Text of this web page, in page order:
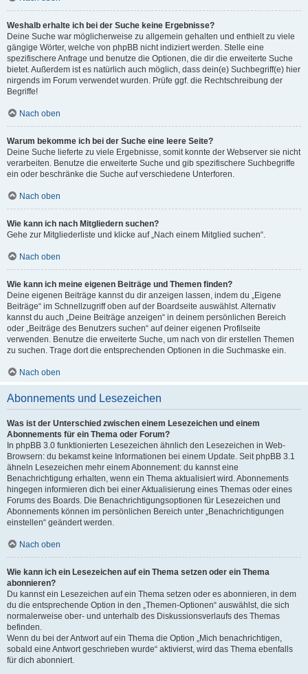
Weshalb erhalte ich bei der Suche keine Ergebnisse?
Deine Suche war möglicherweise zu allgemein gehalten und enthielt zu viele
gängige Wörter, welche von phpBB nicht indiziert werden. Stelle eine
spezifischere Anfrage und benutze die Optionen, die dir die erweiterte Suche
bietet. Außerdem ist es natürlich auch möglich, dass dein(e) Suchbegriff(e) hier
nirgends im Forum verwendet wurden. Prüfe ggf. die Rechtschreibung der
Begriffe!
Nach oben
Warum bekomme ich bei der Suche eine leere Seite?
Deine Suche lieferte zu viele Ergebnisse, somit konnte der Webserver sie nicht
verarbeiten. Benutze die erweiterte Suche und gib spezifischere Suchbegriffe
ein oder beschränke die Suche auf verschiedene Unterforen.
Nach oben
Wie kann ich nach Mitgliedern suchen?
Gehe zur Mitgliederliste und klicke auf „Nach einem Mitglied suchen“.
Nach oben
Wie kann ich meine eigenen Beiträge und Themen finden?
Deine eigenen Beiträge kannst du dir anzeigen lassen, indem du „Eigene
Beiträge“ im Schnellzugriff oben auf der Boardseite auswählst. Alternativ
kannst du auch „Deine Beiträge anzeigen“ in deinem persönlichen Bereich
oder „Beiträge des Benutzers suchen“ auf deiner eigenen Profilseite
verwenden. Benutze die erweiterte Suche, um nach von dir erstellen Themen
zu suchen. Trage dort die entsprechenden Optionen in die Suchmaske ein.
Nach oben
Abonnements und Lesezeichen
Was ist der Unterschied zwischen einem Lesezeichen und einem
Abonnements für ein Thema oder Forum?
In phpBB 3.0 funktionierten Lesezeichen ähnlich den Lesezeichen in Web-
Browsern: du bekamst keine Informationen bei einem Update. Seit phpBB 3.1
ähneln Lesezeichen mehr einem Abonnement: du kannst eine
Benachrichtigung erhalten, wenn ein Thema aktualisiert wird. Abonnements
hingegen informieren dich bei einer Aktualisierung eines Themas oder eines
Forums des Boards. Die Benachrichtigungsoptionen für Lesezeichen und
Abonnements können im persönlichen Bereich unter „Benachrichtigungen
einstellen“ geändert werden.
Nach oben
Wie kann ich ein Lesezeichen auf ein Thema setzen oder ein Thema
abonnieren?
Du kannst ein Lesezeichen auf ein Thema setzen oder es abonnieren, in dem
du die entsprechende Option in den „Themen-Optionen“ auswählst, die sich
normalerweise ober- und unterhalb des Diskussionsverlaufs des Themas
befinden.
Wenn du bei der Antwort auf ein Thema die Option „Mich benachrichtigen,
sobald eine Antwort geschrieben wurde“ aktivierst, wird das Thema ebenfalls
für dich abonniert.